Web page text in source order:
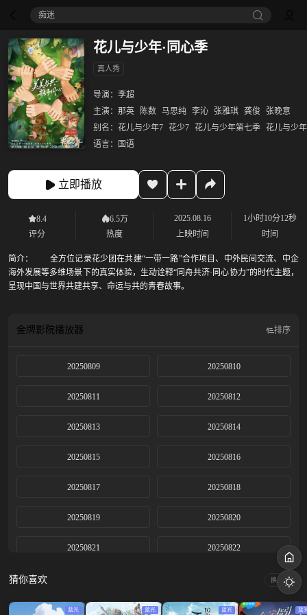
痴迷
花儿与少年·同心季
真人秀
导演： 李超
主演： 那英 陈数 马思纯 李沁 张雅琪 龚俊
张晚意
别名： 花儿与少年7 花少7 花儿与少年第七季 花儿与少
语言：
国语
立即播放
8.4
评分
6.5万
热度
2025.08.16
上映时间
1小时10分12秒
时间
简介：
全方位记录花少团在共建“一带一路”合作项目、中外民间交流、中企
海外发展等多维场景下的真实体验，生动诠释“同舟共济·同心协力”的时代主题，
呈现中国与世界共建共享、命运与共的青春故事。
金牌影院播放器 排序
20250809 20250810
20250811 20250812
20250813 20250814
20250815 20250816
20250817 20250818
20250819 20250820
20250821 20250822
20250825 20250828
猜你喜欢 换一换
蓝光 蓝光 蓝光 蓝